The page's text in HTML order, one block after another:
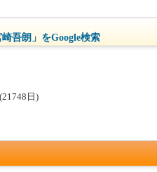
崎吾朗」をGoogle検索
日)